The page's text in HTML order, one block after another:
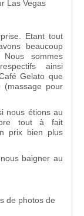
Las Vegas
Etant tout
beaucoup
sommes
ainsi
Gelato que
pour
nous étions au
tout à fait
prix bien plus
baigner au
de photos de